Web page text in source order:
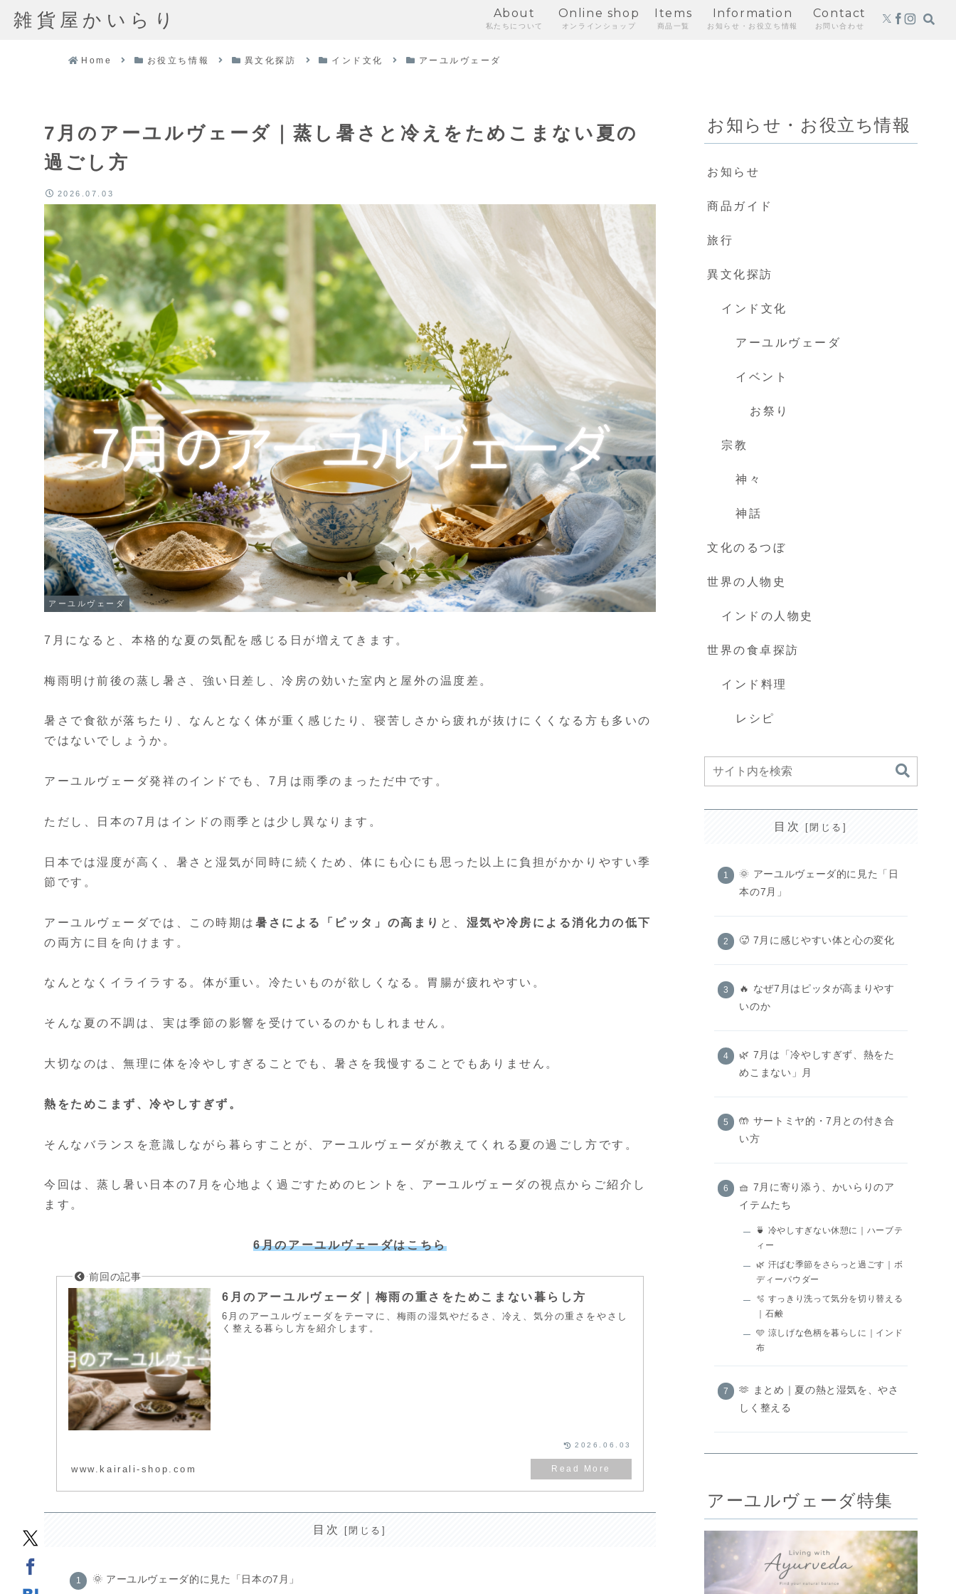
雑貨屋かいらり About
私たちについて
Online shop
オンラインショップ
Items
商品一覧
Information
お知らせ・お役立ち情報
Contact
お問い合わせ
Home お役立ち情報 異文化探訪 インド文化 アーユルヴェーダ
7月のアーユルヴェーダ｜蒸し暑さと冷えをためこまない夏の
過ごし方
アーユルヴェーダ
2026.07.03
7月になると、本格的な夏の気配を感じる日が増えてきます。
梅雨明け前後の蒸し暑さ、強い日差し、冷房の効いた室内と屋外の温度差。
暑さで食欲が落ちたり、なんとなく体が重く感じたり、寝苦しさから疲れが抜けにくくなる方も多いの
ではないでしょうか。
アーユルヴェーダ発祥のインドでも、7月は雨季のまっただ中です。
ただし、日本の7月はインドの雨季とは少し異なります。
日本では湿度が高く、暑さと湿気が同時に続くため、体にも心にも思った以上に負担がかかりやすい季
節です。
アーユルヴェーダでは、この時期は 暑さによる「ピッタ」の高まり と、 湿気や冷房による消化力の低下
の両方に目を向けます。
なんとなくイライラする。体が重い。冷たいものが欲しくなる。胃腸が疲れやすい。
そんな夏の不調は、実は季節の影響を受けているのかもしれません。
大切なのは、無理に体を冷やしすぎることでも、暑さを我慢することでもありません。
熱をためこまず、冷やしすぎず。
そんなバランスを意識しながら暮らすことが、アーユルヴェーダが教えてくれる夏の過ごし方です。
今回は、蒸し暑い日本の7月を心地よく過ごすためのヒントを、アーユルヴェーダの視点からご紹介し
ます。
6月のアーユルヴェーダはこちら
6月のアーユルヴェーダ｜梅雨の重さをためこまない暮らし方
6月のアーユルヴェーダをテーマに、梅雨の湿気やだるさ、冷え、気分の重さをやさし
く整える暮らし方を紹介します。
www.kairali-shop.com
2026.06.03
目次
🌞 アーユルヴェーダ的に見た「日本の7月」
お知らせ・お役立ち情報
お知らせ
商品ガイド
旅行
異文化探訪
インド文化
アーユルヴェーダ
イベント
お祭り
宗教
神々
神話
文化のるつぼ
世界の人物史
インドの人物史
世界の食卓探訪
インド料理
レシピ
目次
🌞 アーユルヴェーダ的に見た「日
本の7月」
🥵 7月に感じやすい体と心の変化
🔥 なぜ7月はピッタが高まりやす
いのか
🌿 7月は「冷やしすぎず、熱をた
めこまない」月
🤲 サートミヤ的・7月との付き合
い方
🧺 7月に寄り添う、かいらりのア
イテムたち
🍵 冷やしすぎない休憩に｜ハーブテ
ィー
🌿 汗ばむ季節をさらっと過ごす｜ボ
ディーパウダー
🫧 すっきり洗って気分を切り替える
｜石鹸
🩵 涼しげな色柄を暮らしに｜インド
布
🫶 まとめ｜夏の熱と湿気を、やさ
しく整える
アーユルヴェーダ特集